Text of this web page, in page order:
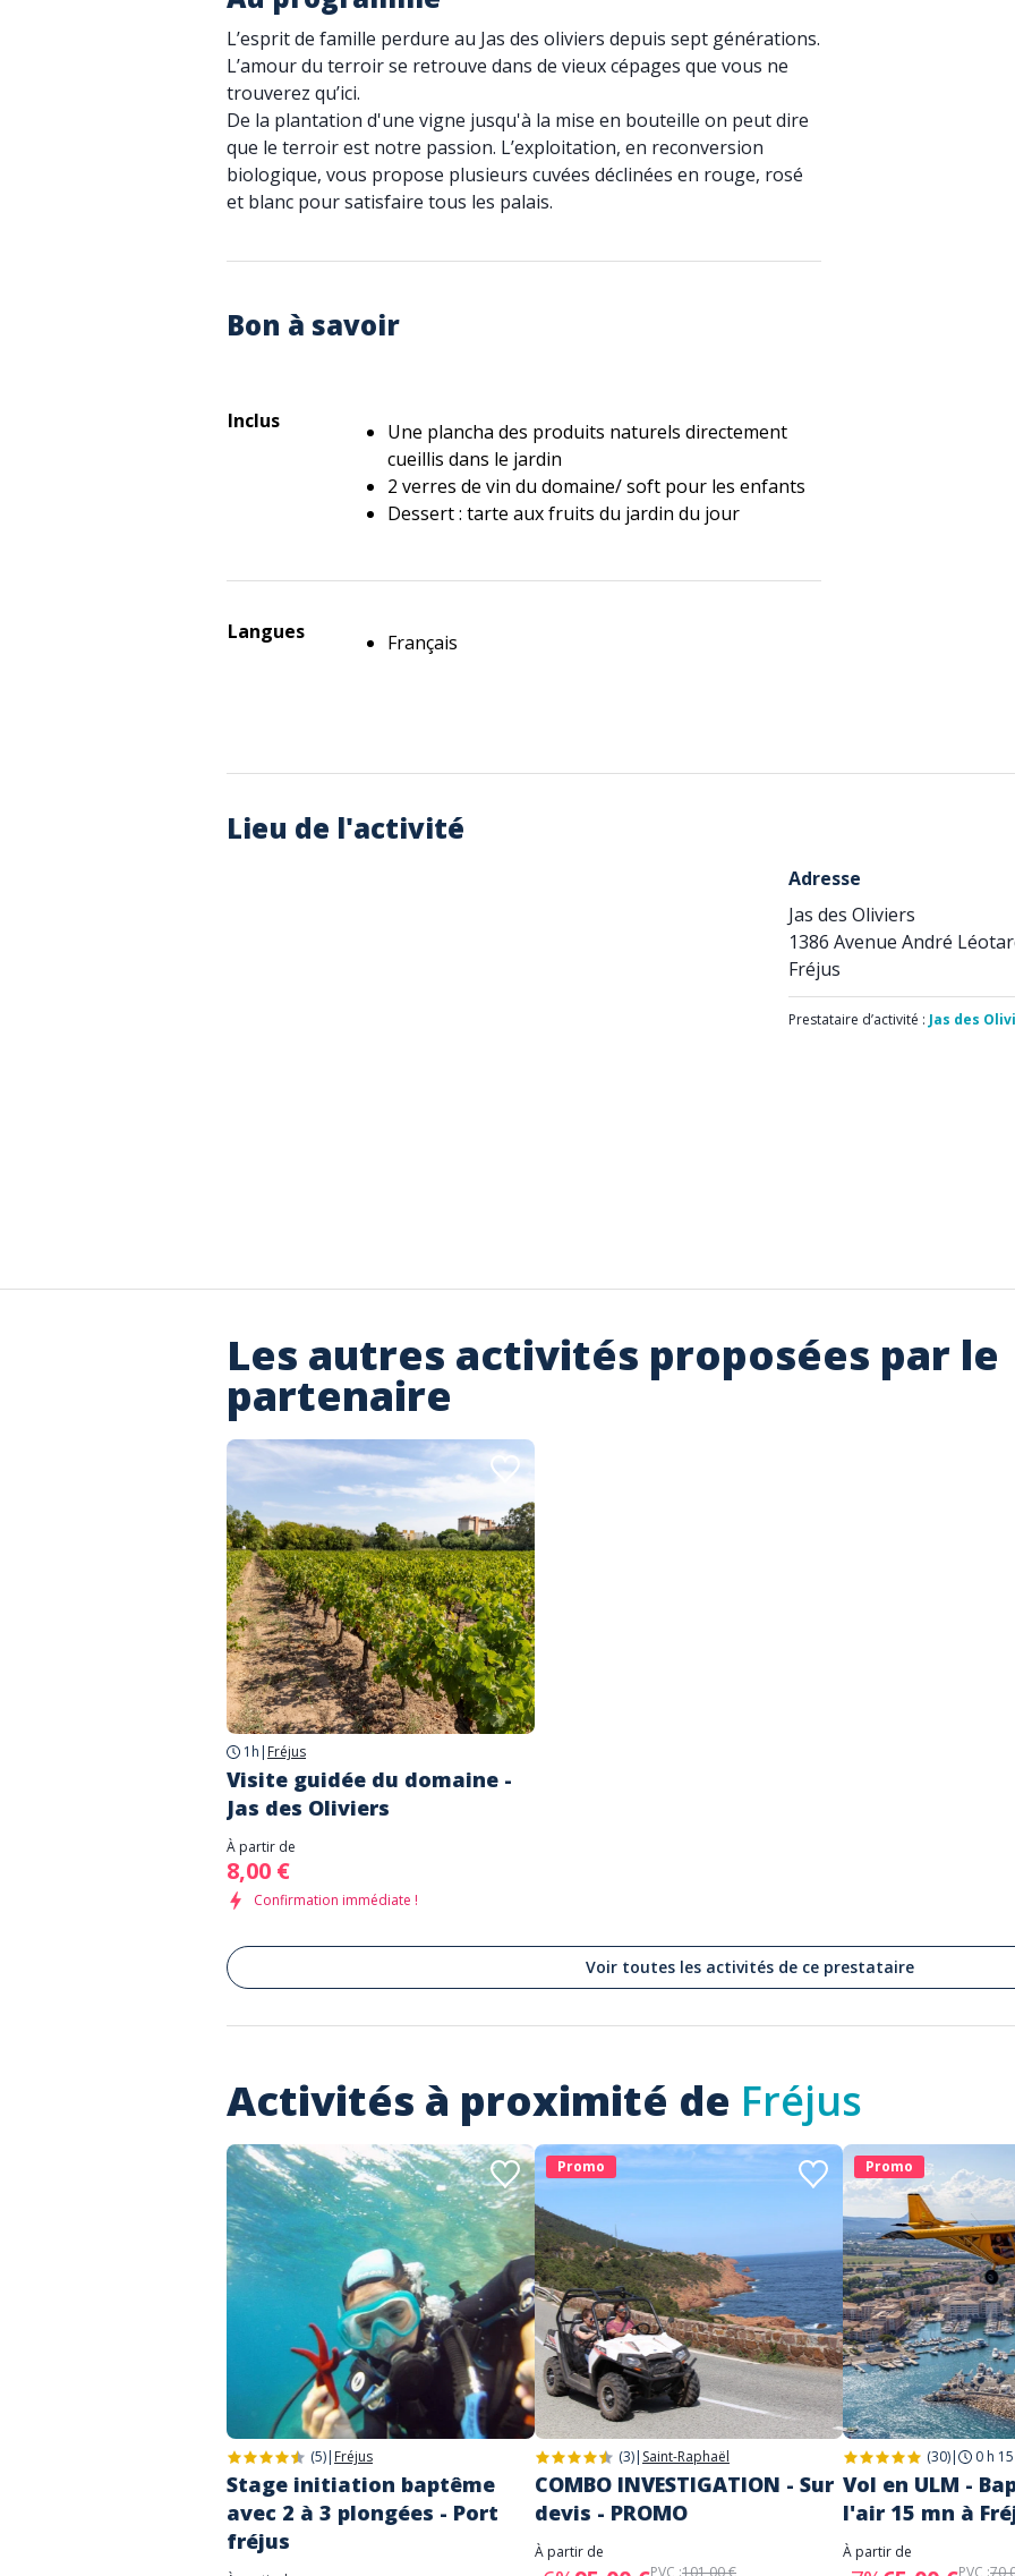
L’esprit de famille perdure au Jas des oliviers depuis sept générations.
L’amour du terroir se retrouve dans de vieux cépages que vous ne
trouverez qu’ici.
De la plantation d'une vigne jusqu'à la mise en bouteille on peut dire
que le terroir est notre passion. L’exploitation, en reconversion
biologique, vous propose plusieurs cuvées déclinées en rouge, rosé
et blanc pour satisfaire tous les palais.
Bon à savoir
Inclus
Une plancha des produits naturels directement
cueillis dans le jardin
2 verres de vin du domaine/ soft pour les enfants
Dessert : tarte aux fruits du jardin du jour
Langues Français
Lieu de l'activité
Adresse
Jas des Oliviers
1386 Avenue André
Fréjus
Prestataire d’activité : Jas des
Les autres activités proposées par le
partenaire
1h | Fréjus
Visite guidée du domaine -
Jas des Oliviers
À partir de
8,00 €
Confirmation immédiate !
Voir toutes les activités de ce prestataire
Activités à proximité de Fréjus
(5)| Fréjus
Stage initiation baptême
avec 2 à 3 plongées - Port
fréjus
Promo
(3)| Saint-Raphaël
COMBO INVESTIGATION - Sur
devis - PROMO
À partir de
PVC :101,00 €
Promo
(30)| 0 h 15
Vol en ULM -
l'air 15 mn à
À partir de
PVC :